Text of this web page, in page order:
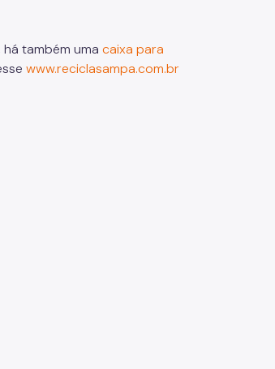
também uma caixa para
www.reciclasampa.com.br